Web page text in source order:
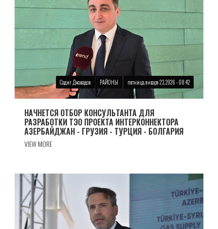
Садиг Джавадов РАЙОНЫ пятница, января 23, 2026 - 08:42
НАЧНЕТСЯ ОТБОР КОНСУЛЬТАНТА ДЛЯ
РАЗРАБОТКИ ТЭО ПРОЕКТА ИНТЕРКОННЕКТОРА
АЗЕРБАЙДЖАН - ГРУЗИЯ - ТУРЦИЯ - БОЛГАРИЯ
VIEW MORE